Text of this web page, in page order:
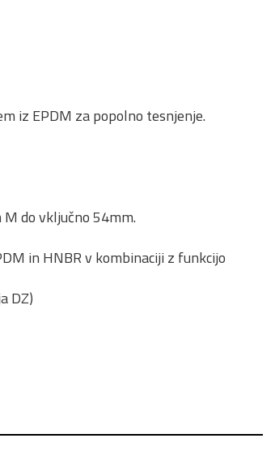
iz EPDM za popolno tesnjenje.
do vključno 54mm.
in HNBR v kombinaciji z funkcijo
DZ)